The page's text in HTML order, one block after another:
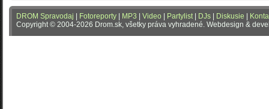
DROM Spravodaj Fotoreporty MP3 Video Partylist| DJs Diskusie
Copyright © 2004-2026 Drom.sk, všetky práva vyhradené. Webdesign &